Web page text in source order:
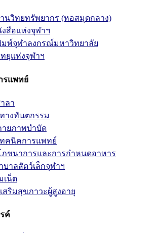
นวิทยทรัพยากร (หอสมุดกลาง)
สือแห่งจุฬาฯ
พ์จุฬาลงกรณ์มหาวิทยาลัย
ยุแห่งจุฬาฯ
รแพทย์
ลา
างทันตกรรม
ยภาพบำบัด
คนิคการแพทย์
ชนาการและการกำหนดอาหาร
บาลสัตว์เล็กจุฬาฯ
เน็ต
สริมสุขภาวะผู้สูงอายุ
ค์